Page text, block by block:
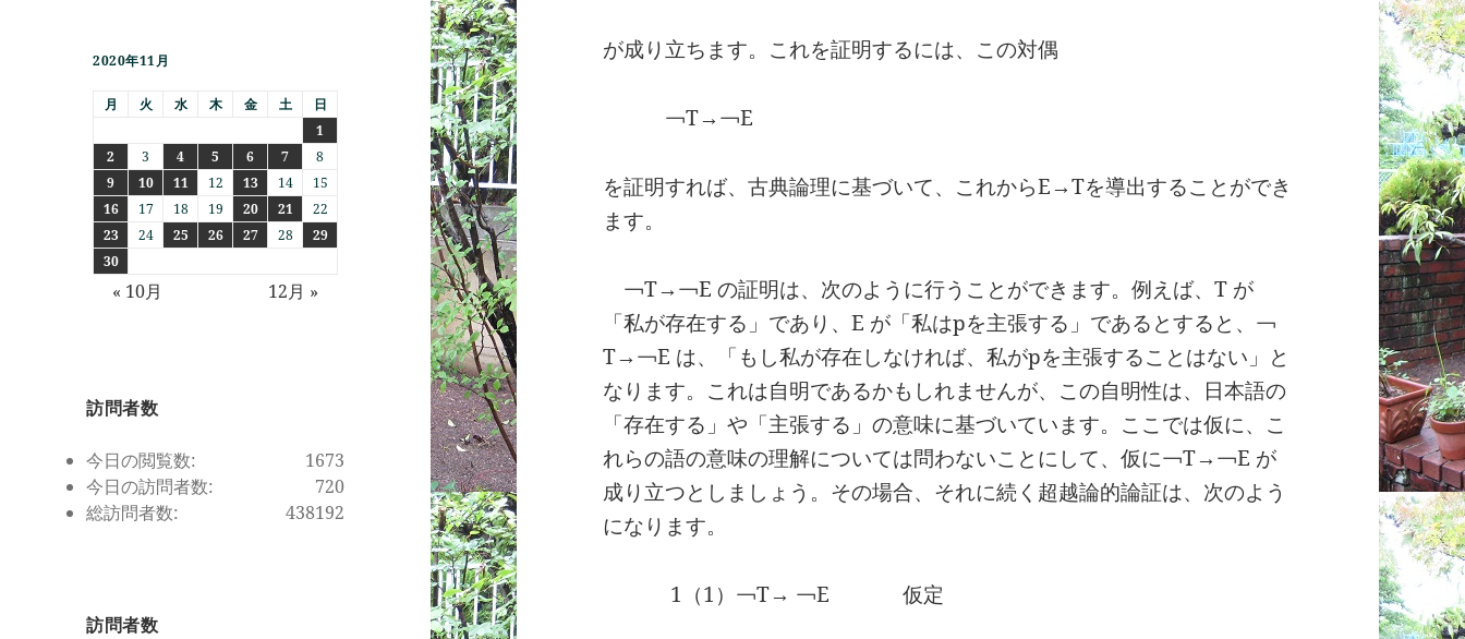
2020年11月
月 火 水 木 金 土
日
1
2
3 4 5 6 7
8
9
10 11 12 13 14
15
16
17 18 19 20 21
22
23
24 25 26 27 28
29
30
« 10月 12月 »
訪問者数
1673
今日の閲覧数:
720
今日の訪問者数:
438192
総訪問者数:
訪問者数
が成り立ちます。これを証明するには、この対偶
￢T→￢E
を証明すれば、古典論理に基づいて、これからE→Tを導出することができ
ます。
￢T→￢E の証明は、次のように行うことができます。例えば、T が
「私が存在する」であり、E が「私はpを主張する」であるとすると、￢
T→￢E は、「もし私が存在しなければ、私がpを主張することはない」と
なります。これは自明であるかもしれませんが、この自明性は、日本語の
「存在する」や「主張する」の意味に基づいています。ここでは仮に、こ
れらの語の意味の理解については問わないことにして、仮に￢T→￢E が
成り立つとしましょう。その場合、それに続く超越論的論証は、次のよう
になります。
1（1）￢T→ ￢E 仮定